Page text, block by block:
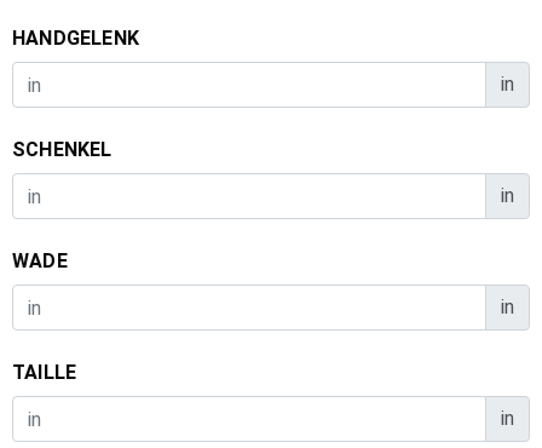
HANDGELENK
in
SCHENKEL
in
WADE
in
TAILLE
in